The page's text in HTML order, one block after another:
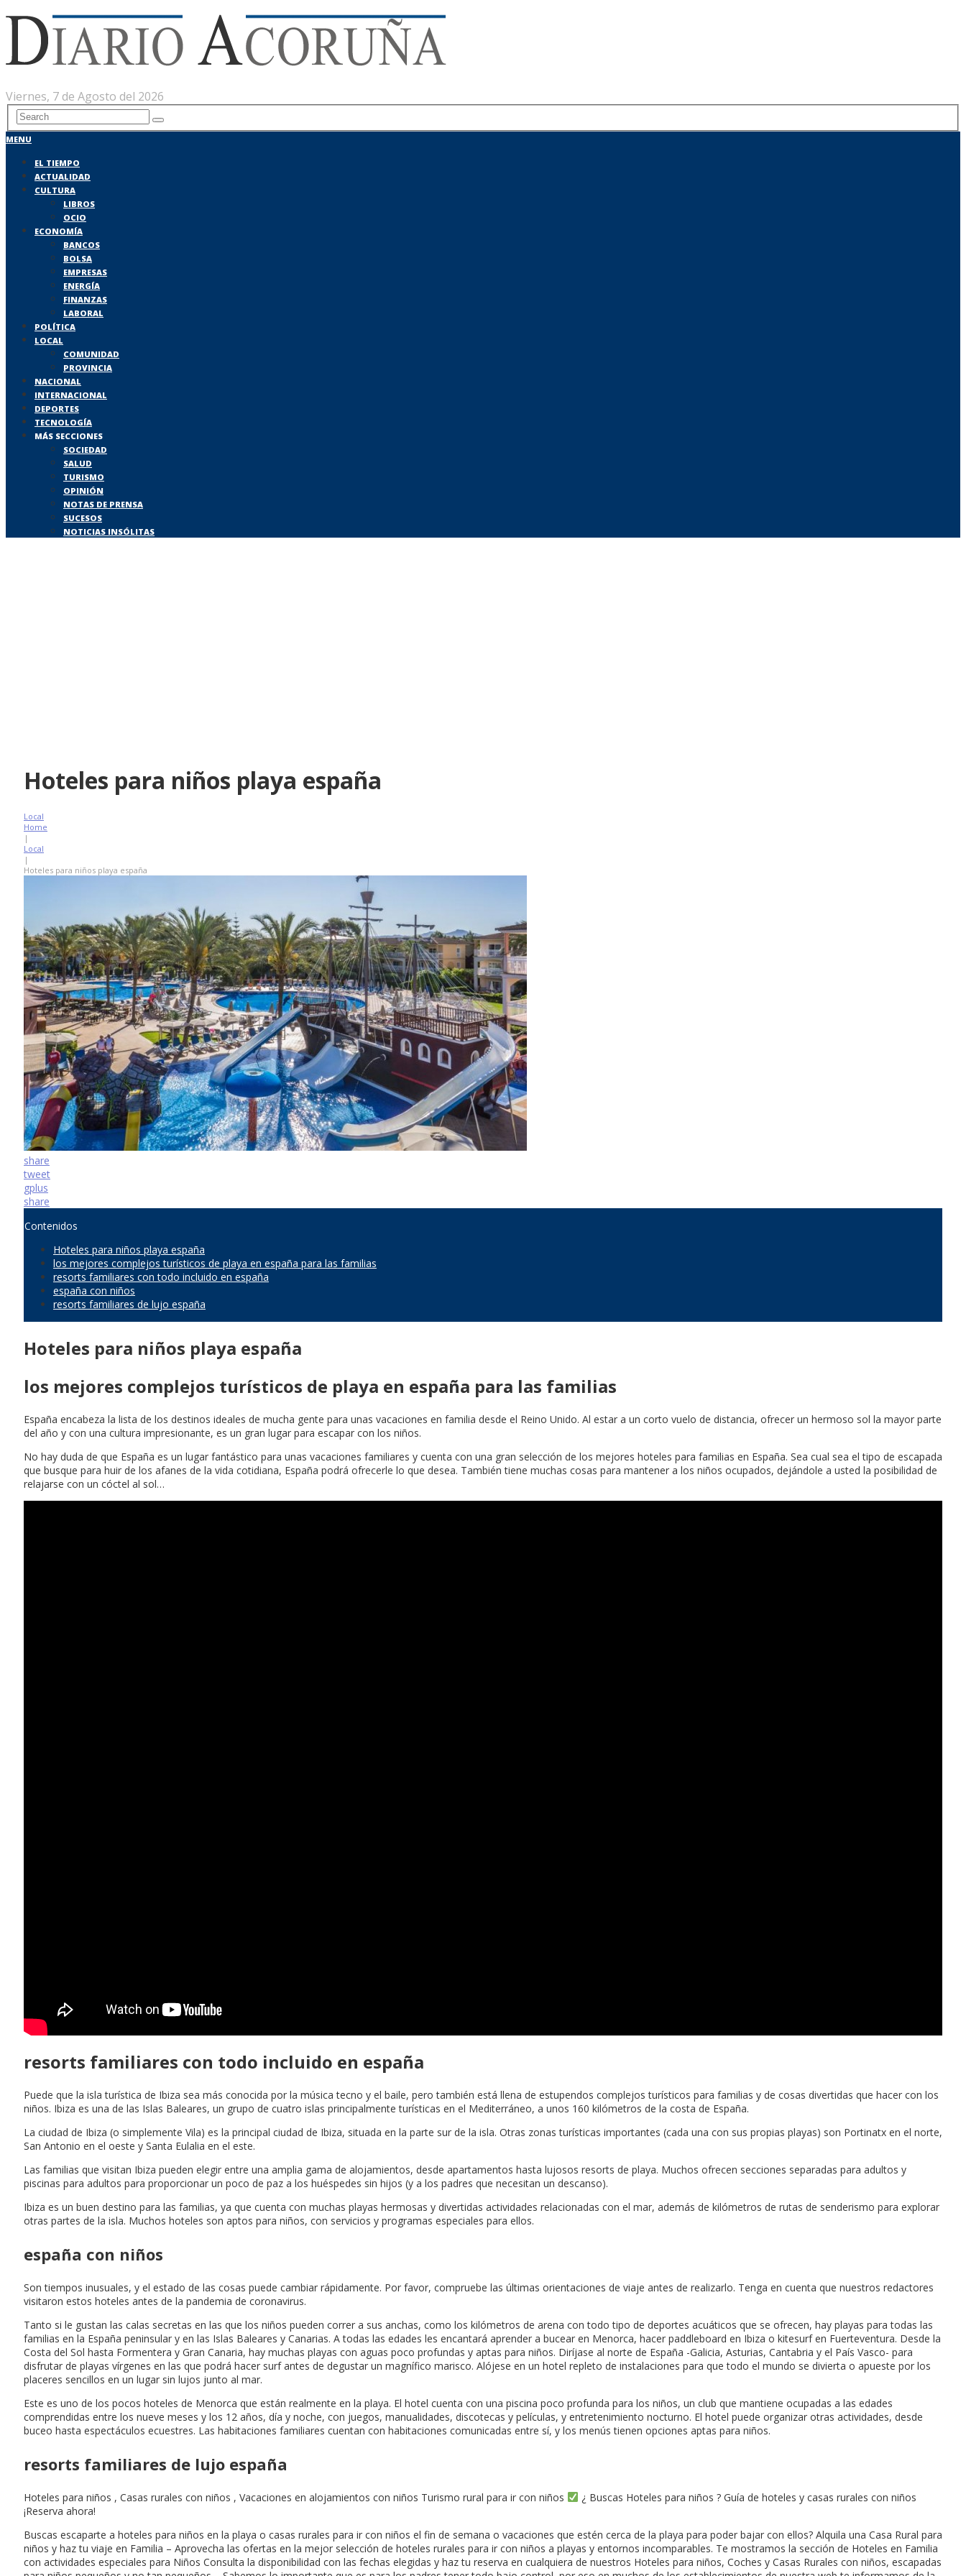
Viernes, 7 de Agosto del 2026
MENU
EL TIEMPO
ACTUALIDAD
CULTURA
LIBROS
OCIO
ECONOMÍA
BANCOS
BOLSA
EMPRESAS
ENERGÍA
FINANZAS
LABORAL
POLÍTICA
LOCAL
COMUNIDAD
PROVINCIA
NACIONAL
INTERNACIONAL
DEPORTES
TECNOLOGÍA
MÁS SECCIONES
SOCIEDAD
SALUD
TURISMO
OPINIÓN
NOTAS DE PRENSA
SUCESOS
NOTICIAS INSÓLITAS
Hoteles para niños playa españa
Local
Home
|
Local
|
Hoteles para niños playa españa
share
tweet
gplus
share
Contenidos
Hoteles para niños playa españa
los mejores complejos turísticos de playa en españa para las familias
resorts familiares con todo incluido en españa
españa con niños
resorts familiares de lujo españa
Hoteles para niños playa españa
los mejores complejos turísticos de playa en españa para las familias
España encabeza la lista de los destinos ideales de mucha gente para unas vacaciones en familia desde el Reino Unido. Al estar a un corto vuelo de distancia, ofrecer un hermoso sol la mayor parte
del año y con una cultura impresionante, es un gran lugar para escapar con los niños.
No hay duda de que España es un lugar fantástico para unas vacaciones familiares y cuenta con una gran selección de los mejores hoteles para familias en España. Sea cual sea el tipo de escapada
que busque para huir de los afanes de la vida cotidiana, España podrá ofrecerle lo que desea. También tiene muchas cosas para mantener a los niños ocupados, dejándole a usted la posibilidad de
relajarse con un cóctel al sol…
resorts familiares con todo incluido en españa
Puede que la isla turística de Ibiza sea más conocida por la música tecno y el baile, pero también está llena de estupendos complejos turísticos para familias y de cosas divertidas que hacer con los
niños. Ibiza es una de las Islas Baleares, un grupo de cuatro islas principalmente turísticas en el Mediterráneo, a unos 160 kilómetros de la costa de España.
La ciudad de Ibiza (o simplemente Vila) es la principal ciudad de Ibiza, situada en la parte sur de la isla. Otras zonas turísticas importantes (cada una con sus propias playas) son Portinatx en el norte,
San Antonio en el oeste y Santa Eulalia en el este.
Las familias que visitan Ibiza pueden elegir entre una amplia gama de alojamientos, desde apartamentos hasta lujosos resorts de playa. Muchos ofrecen secciones separadas para adultos y
piscinas para adultos para proporcionar un poco de paz a los huéspedes sin hijos (y a los padres que necesitan un descanso).
Ibiza es un buen destino para las familias, ya que cuenta con muchas playas hermosas y divertidas actividades relacionadas con el mar, además de kilómetros de rutas de senderismo para explorar
otras partes de la isla. Muchos hoteles son aptos para niños, con servicios y programas especiales para ellos.
españa con niños
Son tiempos inusuales, y el estado de las cosas puede cambiar rápidamente. Por favor, compruebe las últimas orientaciones de viaje antes de realizarlo. Tenga en cuenta que nuestros redactores
visitaron estos hoteles antes de la pandemia de coronavirus.
Tanto si le gustan las calas secretas en las que los niños pueden correr a sus anchas, como los kilómetros de arena con todo tipo de deportes acuáticos que se ofrecen, hay playas para todas las
familias en la España peninsular y en las Islas Baleares y Canarias. A todas las edades les encantará aprender a bucear en Menorca, hacer paddleboard en Ibiza o kitesurf en Fuerteventura. Desde la
Costa del Sol hasta Formentera y Gran Canaria, hay muchas playas con aguas poco profundas y aptas para niños. Diríjase al norte de España -Galicia, Asturias, Cantabria y el País Vasco- para
disfrutar de playas vírgenes en las que podrá hacer surf antes de degustar un magnífico marisco. Alójese en un hotel repleto de instalaciones para que todo el mundo se divierta o apueste por los
placeres sencillos en un lugar sin lujos junto al mar.
Este es uno de los pocos hoteles de Menorca que están realmente en la playa. El hotel cuenta con una piscina poco profunda para los niños, un club que mantiene ocupadas a las edades
comprendidas entre los nueve meses y los 12 años, día y noche, con juegos, manualidades, discotecas y películas, y entretenimiento nocturno. El hotel puede organizar otras actividades, desde
buceo hasta espectáculos ecuestres. Las habitaciones familiares cuentan con habitaciones comunicadas entre sí, y los menús tienen opciones aptas para niños.
resorts familiares de lujo españa
Hoteles para niños , Casas rurales con niños , Vacaciones en alojamientos con niños Turismo rural para ir con niños
¿ Buscas Hoteles para niños ? Guía de hoteles y casas rurales con niños
¡Reserva ahora!
Buscas escaparte a hoteles para niños en la playa o casas rurales para ir con niños el fin de semana o vacaciones que estén cerca de la playa para poder bajar con ellos? Alquila una Casa Rural para
niños y haz tu viaje en Familia – Aprovecha las ofertas en la mejor selección de hoteles rurales para ir con niños a playas y entornos incomparables. Te mostramos la sección de Hoteles en Familia
con actividades especiales para Niños Consulta la disponibilidad con las fechas elegidas y haz tu reserva en cualquiera de nuestros Hoteles para niños, Coches y Casas Rurales con niños, escapadas